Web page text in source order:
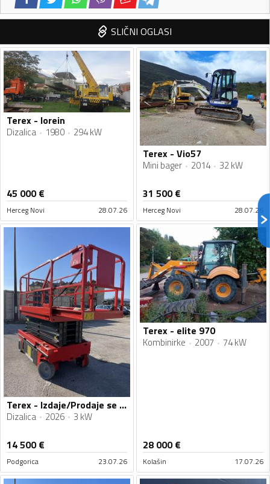
SLIČNI OGLASI
Terex - lorein
Dizalica 1980 294 kW
45 000€
Herceg Novi 28.07.26
Terex - Vio57
Mini bager 2014 32 kW
31 500€
Herceg Novi 28.07.26
Terex - Izdaje/Prodaje se Makazasta platforma 12m g320
Dizalica 2026 3 kW
14 500€
Podgorica 23.07.26
Terex - elite 970
Kombinirke 2007 74 kW
28 000€
Kolašin 17.07.26